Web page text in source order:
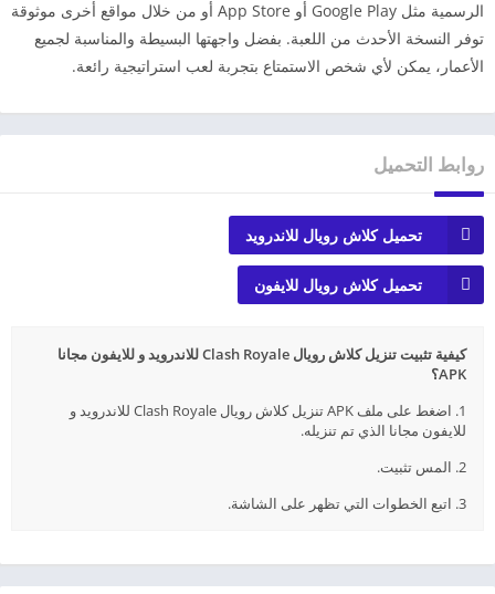
الرسمية مثل Google Play أو App Store أو من خلال مواقع أخرى موثوقة
توفر النسخة الأحدث من اللعبة. بفضل واجهتها البسيطة والمناسبة لجميع
الأعمار، يمكن لأي شخص الاستمتاع بتجربة لعب استراتيجية رائعة.
روابط التحميل
تحميل كلاش رويال للاندرويد
تحميل كلاش رويال للايفون
كيفية تثبيت تنزيل كلاش رويال Clash Royale للاندرويد و للايفون مجانا
APK؟
1. اضغط على ملف APK تنزيل كلاش رويال Clash Royale للاندرويد و
للايفون مجانا الذي تم تنزيله.
2. المس تثبيت.
3. اتبع الخطوات التي تظهر على الشاشة.